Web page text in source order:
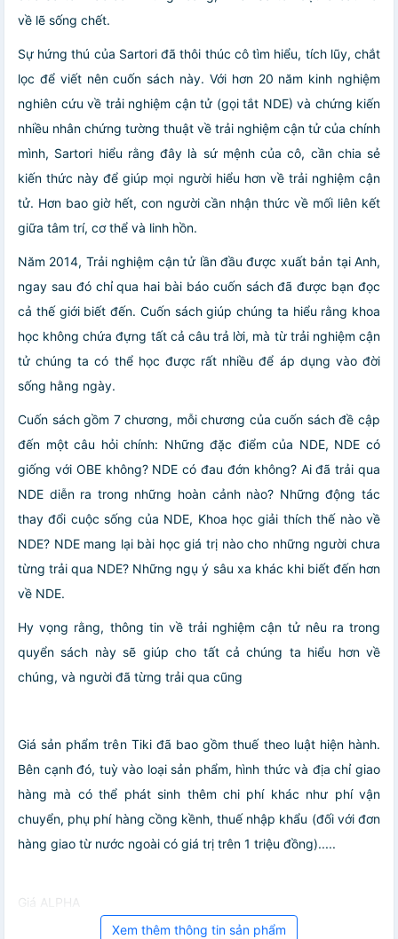
về lẽ sống chết.
Sự hứng thú của Sartori đã thôi thúc cô tìm hiểu, tích lũy, chắt
lọc để viết nên cuốn sách này. Với hơn 20 năm kinh nghiệm
nghiên cứu về trải nghiệm cận tử (gọi tắt NDE) và chứng kiến
nhiều nhân chứng tường thuật về trải nghiệm cận tử của chính
mình, Sartori hiểu rằng đây là sứ mệnh của cô, cần chia sẻ
kiến thức này để giúp mọi người hiểu hơn về trải nghiệm cận
tử. Hơn bao giờ hết, con người cần nhận thức về mối liên kết
giữa tâm trí, cơ thể và linh hồn.
Năm 2014, Trải nghiệm cận tử lần đầu được xuất bản tại Anh,
ngay sau đó chỉ qua hai bài báo cuốn sách đã được bạn đọc
cả thế giới biết đến. Cuốn sách giúp chúng ta hiểu rằng khoa
học không chứa đựng tất cả câu trả lời, mà từ trải nghiệm cận
tử chúng ta có thể học được rất nhiều để áp dụng vào đời
sống hằng ngày.
Cuốn sách gồm 7 chương, mỗi chương của cuốn sách đề cập
đến một câu hỏi chính: Những đặc điểm của NDE, NDE có
giống với OBE không? NDE có đau đớn không? Ai đã trải qua
NDE diễn ra trong những hoàn cảnh nào? Những động tác
thay đổi cuộc sống của NDE, Khoa học giải thích thế nào về
NDE? NDE mang lại bài học giá trị nào cho những người chưa
từng trải qua NDE? Những ngụ ý sâu xa khác khi biết đến hơn
về NDE.
Hy vọng rằng, thông tin về trải nghiệm cận tử nêu ra trong
quyển sách này sẽ giúp cho tất cả chúng ta hiểu hơn về
chúng, và người đã từng trải qua cũng
Giá sản phẩm trên Tiki đã bao gồm thuế theo luật hiện hành.
Bên cạnh đó, tuỳ vào loại sản phẩm, hình thức và địa chỉ giao
hàng mà có thể phát sinh thêm chi phí khác như phí vận
chuyển, phụ phí hàng cồng kềnh, thuế nhập khẩu (đối với đơn
hàng giao từ nước ngoài có giá trị trên 1 triệu đồng).....
Giá ALPHA
Xem thêm thông tin sản phẩm